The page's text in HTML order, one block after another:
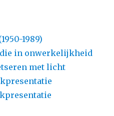
1989)
in onwerkelijkheid
met licht